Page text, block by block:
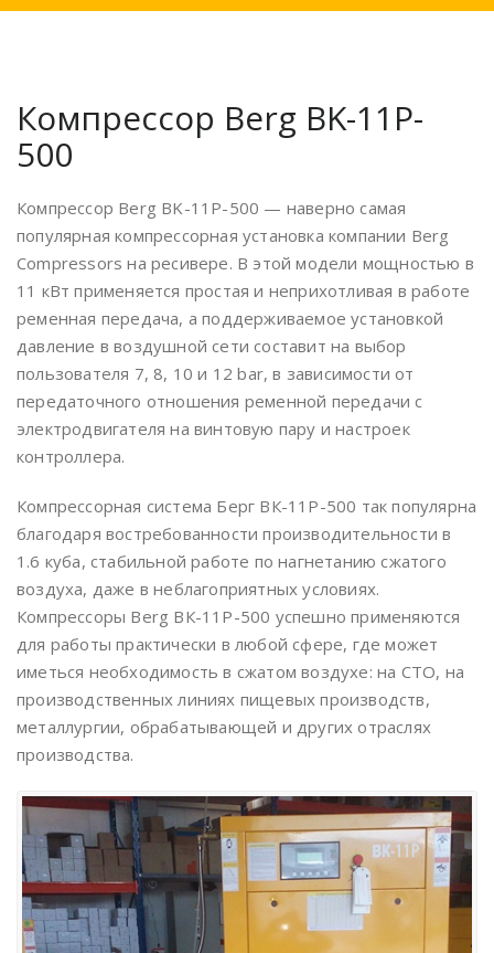
Компрессор Berg BK-11P-
500
Компрессор Berg BK-11P-500 — наверно самая
популярная компрессорная установка компании Berg
Compressors на ресивере. В этой модели мощностью в
11 кВт применяется простая и неприхотливая в работе
ременная передача, а поддерживаемое установкой
давление в воздушной сети составит на выбор
пользователя 7, 8, 10 и 12 bar, в зависимости от
передаточного отношения ременной передачи с
электродвигателя на винтовую пару и настроек
контроллера.
Компрессорная система Берг ВК-11Р-500 так популярна
благодаря востребованности производительности в
1.6 куба, стабильной работе по нагнетанию сжатого
воздуха, даже в неблагоприятных условиях.
Компрессоры Berg ВК-11Р-500 успешно применяются
для работы практически в любой сфере, где может
иметься необходимость в сжатом воздухе: на СТО, на
производственных линиях пищевых производств,
металлургии, обрабатывающей и других отраслях
производства.